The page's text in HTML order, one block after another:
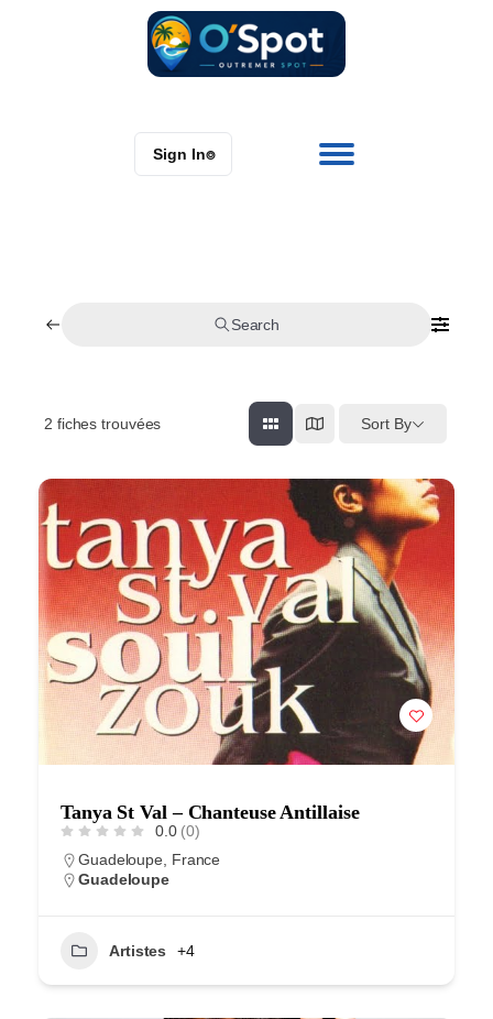
Sign In⌾
Search
2 fiches trouvées Sort By
Tanya St Val – Chanteuse Antillaise
0.0 (0)
Guadeloupe, France
Guadeloupe
Artistes +4